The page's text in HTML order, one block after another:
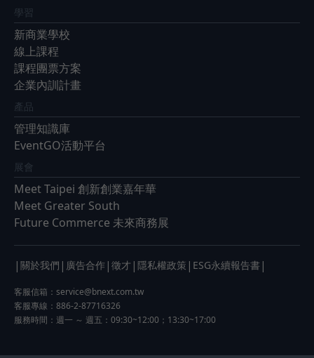
學習
新商業學校
線上課程
課程團票方案
企業內訓計畫
產品
管理知識庫
EventGO活動平台
展會
Meet Taipei 創新創業嘉年華
Meet Greater South
Future Commerce 未來商務展
| 關於我們 | 廣告合作 | 徵才 | 隱私權政策 | ESG永續報告書 |
客服信箱： service@bnext.com.tw
客服專線：886-2-87716326
服務時間：週一 ～ 週五：09:30~12:00；13:30~17:00